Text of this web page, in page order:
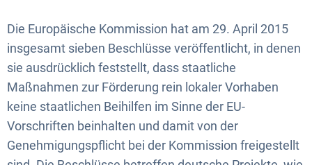
staatlicher
Fördermaßnahmen
ohne
vorherige
Genehmigung
der
Die Europäische Kommission hat am 29. April 2015
insgesamt sieben Beschlüsse veröffentlicht, in denen
sie ausdrücklich feststellt, dass staatliche
Maßnahmen zur Förderung rein lokaler Vorhaben
keine staatlichen Beihilfen im Sinne der EU-
Vorschriften beinhalten und damit von der
Genehmigungspflicht bei der Kommission freigestellt